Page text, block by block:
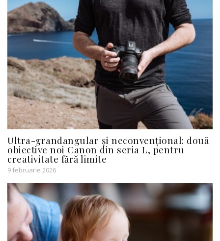
Ultra-grandangular şi neconvenţional: două
obiective noi Canon din seria L, pentru
creativitate fără limite
9 februarie 2026